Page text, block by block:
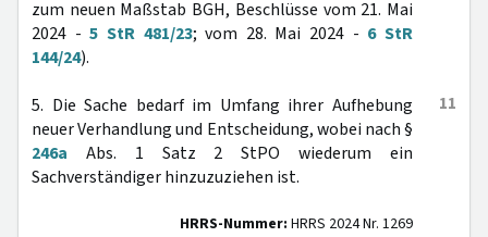
zum neuen Maßstab BGH, Beschlüsse vom 21. Mai
2024 -5 StR 481/23; vom 28. Mai 2024 - 6 StR
144/24).
11
5. Die Sache bedarf im Umfang ihrer Aufhebung
neuer Verhandlung und Entscheidung, wobei nach §
246a Abs. 1 Satz 2 StPO wiederum ein
Sachverständiger hinzuzuziehen ist.
HRRS-Nummer: HRRS 2024 Nr. 1269